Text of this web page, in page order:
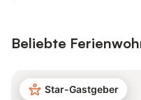
Beliebte
Star-Gastgeber